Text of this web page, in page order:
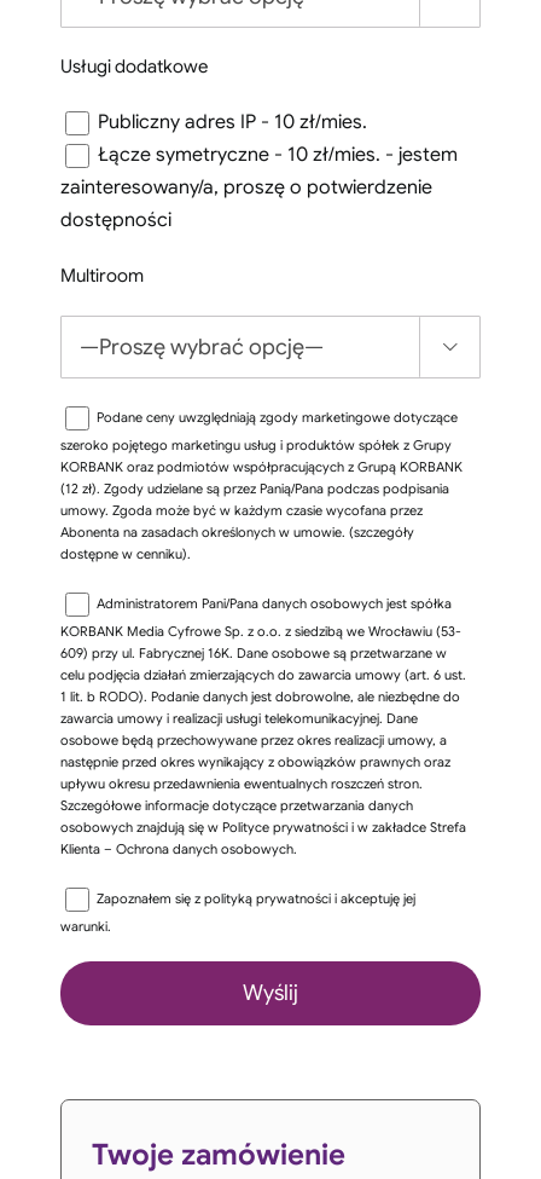
Usługi dodatkowe
Publiczny adres IP - 10 zł/mies.
Łącze symetryczne - 10 zł/mies. - jestem
zainteresowany/a, proszę o potwierdzenie
dostępności
Multiroom

Podane ceny uwzględniają zgody marketingowe dotyczące
szeroko pojętego marketingu usług i produktów spółek z Grupy
KORBANK oraz podmiotów współpracujących z Grupą KORBANK
(12 zł). Zgody udzielane są przez Panią/Pana podczas podpisania
umowy. Zgoda może być w każdym czasie wycofana przez
Abonenta na zasadach określonych w umowie. (szczegóły
dostępne w cenniku).
Administratorem Pani/Pana danych osobowych jest spółka
KORBANK Media Cyfrowe Sp. z o.o. z siedzibą we Wrocławiu (53-
609) przy ul. Fabrycznej 16K. Dane osobowe są przetwarzane w
celu podjęcia działań zmierzających do zawarcia umowy (art. 6 ust.
1 lit. b RODO). Podanie danych jest dobrowolne, ale niezbędne do
zawarcia umowy i realizacji usługi telekomunikacyjnej. Dane
osobowe będą przechowywane przez okres realizacji umowy, a
następnie przed okres wynikający z obowiązków prawnych oraz
upływu okresu przedawnienia ewentualnych roszczeń stron.
Szczegółowe informacje dotyczące przetwarzania danych
osobowych znajdują się w Polityce prywatności i w zakładce Strefa
Klienta – Ochrona danych osobowych.
Zapoznałem się z polityką prywatności i akceptuję jej
warunki.
Twoje zamówienie